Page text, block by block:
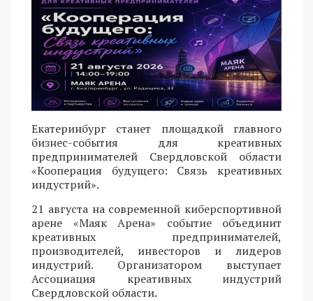
Екатеринбург станет площадкой главного
бизнес-события для креативных
предпринимателей Свердловской области
«Кооперация будущего: Связь креативных
индустрий».
21 августа на современной киберспортивной
арене «Маяк Арена» событие объединит
креативных предпринимателей,
производителей, инвесторов и лидеров
индустрий. Организатором выступает
Ассоциация креативных индустрий
Свердловской области.